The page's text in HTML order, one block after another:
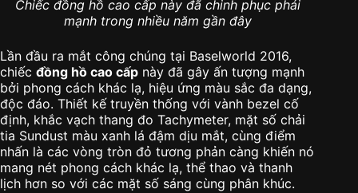
Chiếc đồng hồ cao cấp này đã chinh phục phái
mạnh trong nhiều năm gần đây
Lần đầu ra mắt công chúng tại Baselworld 2016,
chiếc đồng hồ cao cấp này đã gây ấn tượng mạnh
bởi phong cách khác lạ, hiệu ứng màu sắc đa dạng,
độc đáo. Thiết kế truyền thống với vành bezel cố
định, khắc vạch thang đo Tachymeter, mặt số chải
tia Sundust màu xanh lá đậm dịu mắt, cùng điểm
nhấn là các vòng tròn đỏ tương phản càng khiến nó
mang nét phong cách khác lạ, thể thao và thanh
lịch hơn so với các mặt số sáng cùng phân khúc.